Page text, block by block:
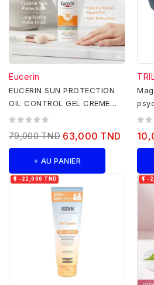
Eucerin
EUCERIN SUN PROTECTION
OIL CONTROL GEL CREME
SPF 50+ 50ML
79,000 TND 63,000 TND
+ AU PANIER
15
 -22,000 TND  -